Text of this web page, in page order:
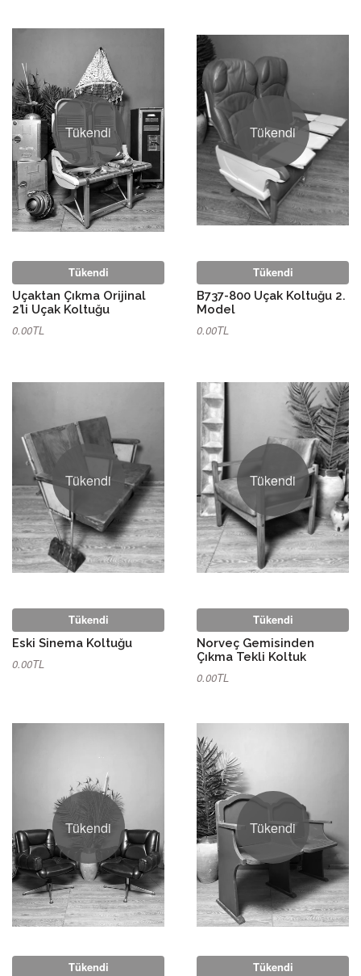
Tükendi
Tükendi
Uçaktan Çıkma Orijinal
2’li Uçak Koltuğu
0.00TL
Tükendi
Tükendi
B737-800 Uçak Koltuğu 2.
Model
0.00TL
Tükendi
Tükendi
Eski Sinema Koltuğu
0.00TL
Tükendi
Tükendi
Norveç Gemisinden
Çıkma Tekli Koltuk
0.00TL
Tükendi
Tükendi
Tükendi
Tükendi